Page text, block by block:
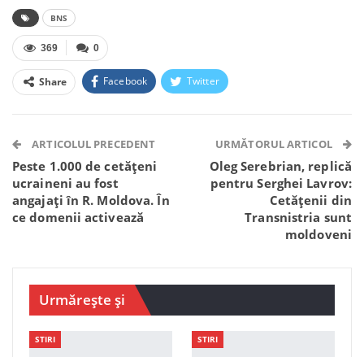
BNS
0
369
Share Facebook Twitter
Telegram WhatsApp Viber
ARTICOLUL PRECEDENT
Peste 1.000 de cetățeni
ucraineni au fost
angajați în R. Moldova. În
ce domenii activează
URMĂTORUL ARTICOL
Oleg Serebrian, replică
pentru Serghei Lavrov:
Cetățenii din
Transnistria sunt
moldoveni
Urmărește și
STIRI STIRI